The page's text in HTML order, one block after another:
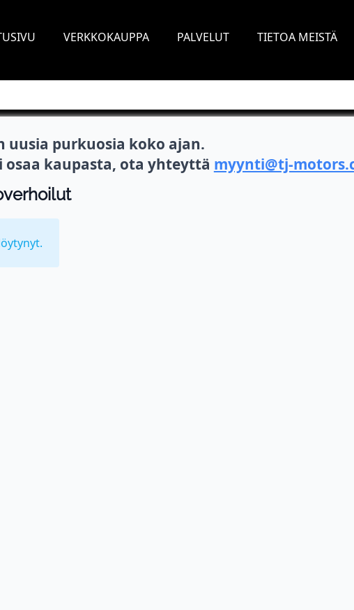
VERKKOKAUPPA PALVELUT TIETOA MEISTÄ
uusia purkuosia koko ajan.
osaa kaupasta, ota yhteyttä myynti@tj-